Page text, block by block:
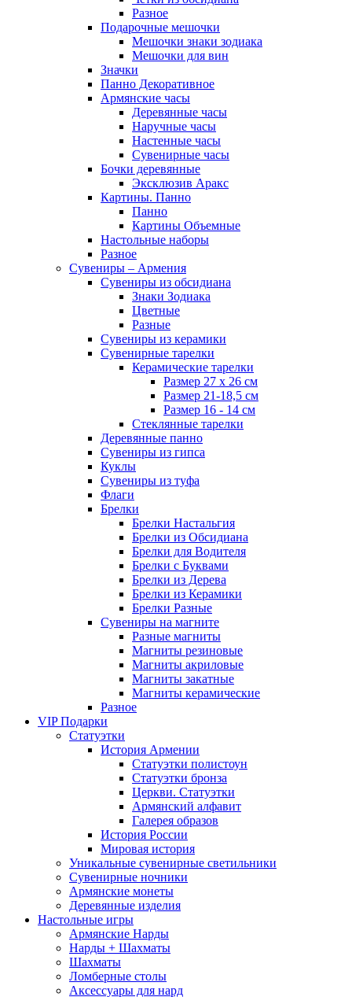
Разное
Подарочные мешочки
Мешочки знаки зодиака
Мешочки для вин
Значки
Панно Декоративное
Армянские часы
Деревянные часы
Наручные часы
Настенные часы
Сувенирные часы
Бочки деревянные
Эксклюзив Аракс
Картины. Панно
Панно
Картины Объемные
Настольные наборы
Разное
Сувениры – Армения
Сувениры из обсидиана
Знаки Зодиака
Цветные
Разные
Сувениры из керамики
Сувенирные тарелки
Керамические тарелки
Размер 27 х 26 см
Размер 21-18,5 см
Размер 16 - 14 см
Стеклянные тарелки
Деревянные панно
Сувениры из гипса
Куклы
Сувениры из туфа
Флаги
Брелки
Брелки Настальгия
Брелки из Обсидиана
Брелки для Водителя
Брелки с Буквами
Брелки из Дерева
Брелки из Керамики
Брелки Разные
Сувениры на магните
Разные магниты
Магниты резиновые
Магниты акриловые
Магниты закатные
Магниты керамические
Разное
VIP Подарки
Статуэтки
История Армении
Статуэтки полистоун
Статуэтки бронза
Церкви. Статуэтки
Армянский алфавит
Галерея образов
История России
Мировая история
Уникальные сувенирные светильники
Сувенирные ночники
Армянские монеты
Деревянные изделия
Настольные игры
Армянские Нарды
Нарды + Шахматы
Шахматы
Ломберные столы
Аксессуары для нард